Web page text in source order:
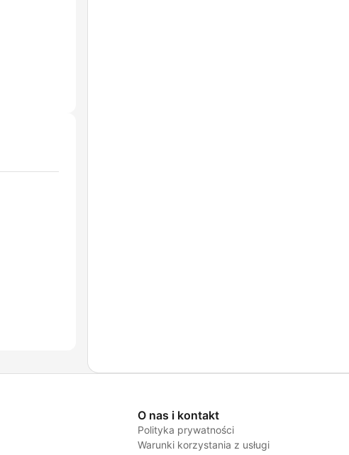
O nas i kontakt
Polityka prywatności
Warunki korzystania z usługi